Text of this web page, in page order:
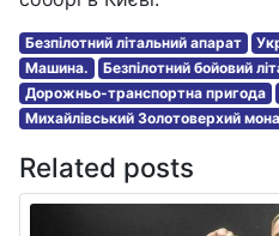
Безпілотний літальний апарат
Машина.
Безпілотний бойовий
Дорожньо-транспортна пригода
Михайлівський Золотоверхий
Related posts